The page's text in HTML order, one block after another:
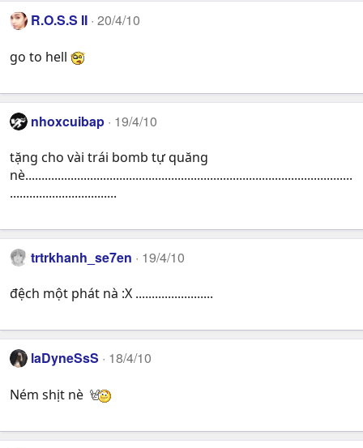
R.O.S.S II 20/4/10
go to hell
nhoxcuibap 19/4/10
tặng cho vài trái bomb tự quăng
nè.....................................................................................................
.................................
trtrkhanh_se7en 19/4/10
đệch một phát nà :X ........................
laDyneSsS 18/4/10
Ném shịt nè